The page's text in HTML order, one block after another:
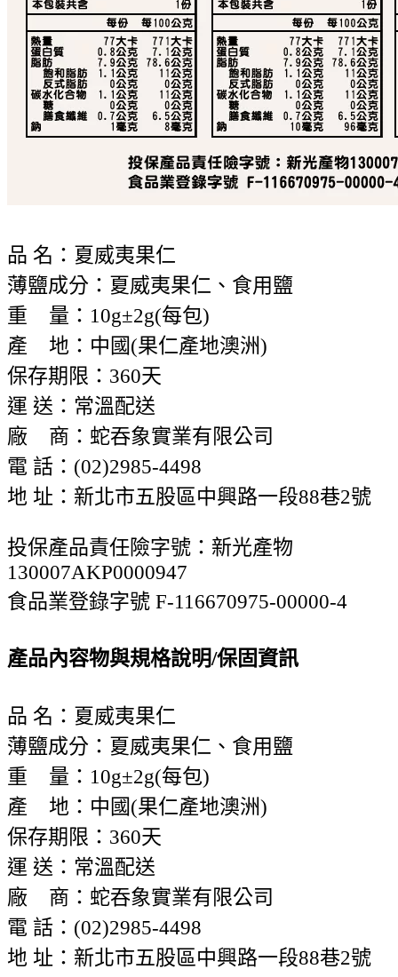
品 名：夏威夷果仁
薄鹽成分：夏威夷果仁、食用鹽
重 量：10g±2g(每包)
產 地：中國(果仁產地澳洲)
保存期限：360天
運 送：常溫配送
廠 商：蛇吞象實業有限公司
電 話：(02)2985-4498
地 址：新北市五股區中興路一段88巷2號
投保產品責任險字號：新光產物
130007AKP0000947
食品業登錄字號 F-116670975-00000-4
產品內容物與規格說明/保固資訊
品 名：夏威夷果仁
薄鹽成分：夏威夷果仁、食用鹽
重 量：10g±2g(每包)
產 地：中國(果仁產地澳洲)
保存期限：360天
運 送：常溫配送
廠 商：蛇吞象實業有限公司
電 話：(02)2985-4498
地 址：新北市五股區中興路一段88巷2號